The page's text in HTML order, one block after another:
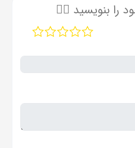
را بنویسید ✍🏻